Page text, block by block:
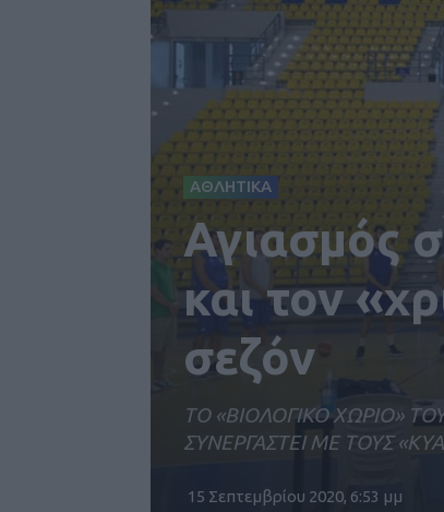
ΑΘΛΗΤΙΚΑ
Αγιασμός
και τον
σεζόν
ΤΟ «ΒΙΟΛΟΓΙΚΟ ΧΩΡΙΟ»
ΣΥΝΕΡΓΑΣΤΕΙ ΜΕ ΤΟΥΣ
15 Σεπτεμβρίου 2020, 6:53 μμ